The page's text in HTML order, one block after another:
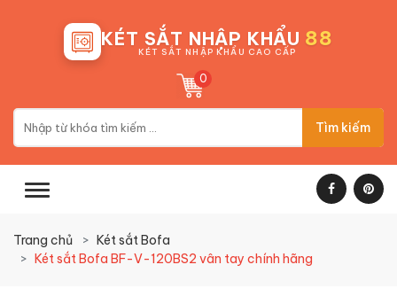
KÉT SẮT NHẬP KHẨU 88
KÉT SẮT NHẬP KHẨU CAO CẤP
0
Tìm kiếm
Trang chủ
Két sắt Bofa
Két sắt Bofa BF-V-120BS2 vân tay chính hãng